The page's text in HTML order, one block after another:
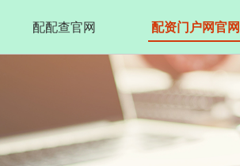
配配查官网 配资门户网官网